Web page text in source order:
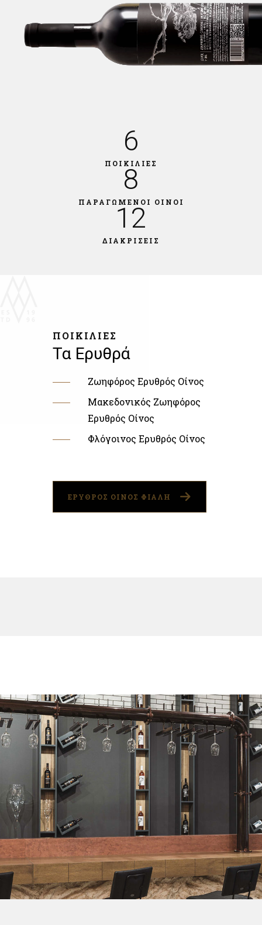
ΠΟΙΚΙΛΙΕΣ
Τα Ερυθρά
Ζωηφόρος Ερυθρός Οίνος
Μακεδονικός Ζωηφόρος
Ερυθρός Οίνος
Φλόγοινος Ερυθρός Οίνος
ΕΡΥΘΡΟΣ ΟΙΝΟΣ ΦΙΑΛΗ
6
ΠΟΙΚΙΛΙΕΣ
8
ΠΑΡΑΓΩΜΕΝΟΙ ΟΙΝΟΙ
12
ΔΙΑΚΡΙΣΕΙΣ